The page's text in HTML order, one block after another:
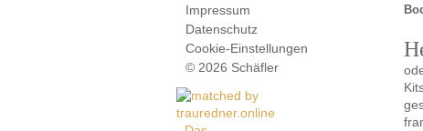
Impressum
Datenschutz
Cookie-Einstellungen
© 2026 Schäfler